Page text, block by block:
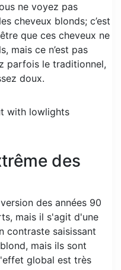
ne voyez pas
cheveux blonds; c’est
que ces cheveux ne
mais ce n’est pas
parfois le traditionnel,
doux.
des
des années 90
mais il s'agit d'une
contraste saisissant
mais ils sont
global est très